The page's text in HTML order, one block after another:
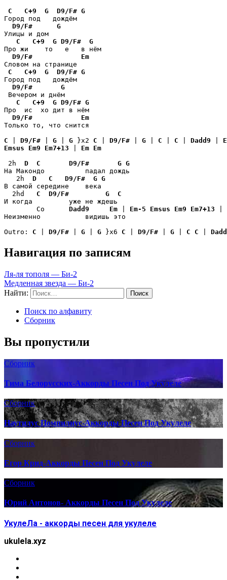
C
C+9 G D9/F# G
Город под   дождём
D9/F#
G
Улицы и дом
C
C+9 G D9/F#
G
Про жи    то   е   в нём
D9/F#
Em
Словом на странице
C
C+9 G D9/F# G
Город под   дождём
D9/F#
G
Вечером и днём
C
C+9 G D9/F# G
Про  ис  хо дит в нём
D9/F#
Em
Только то, что снится
C
D9/F# G G }x2 C D9/F# G C C Dadd9
Emsus
Em9 Em7+13 Em Em
2h D C D9/F# G G
На Макондо          падал дождь
   2h
D C D9/F# G G
В самой середине    века
  2hd
C D9/F# G
C
И когда         уже не ждешь
        Co
Dadd9 Em Em-5 Emsus Em9 Em7+13
Неизменно           видишь это
Outro: C D9/F# G G }x6 C D9/F# G C C
Навигация по записям
Ля-ля тополя — Би-2
Медленная звезда — Би-2
Найти:
Поиск по алфавиту
Сборник
Вы пропустили
Сборник
Тима Белорусских-Аккорды Песен Под Укулеле
Сборник
Наутилус Помпилиус-Аккорды Песен Под Укулеле
Сборник
Егор Крид-Аккорды Песен Под Укулеле
Сборник
Юрий Антонов- Аккорды Песен Под Укулеле
УкулеЛа - аккорды песен для укулеле
ukulela.xyz